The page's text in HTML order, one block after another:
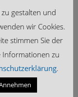
gestalten und
wir Cookies.
stimmen Sie der
Informationen zu
.